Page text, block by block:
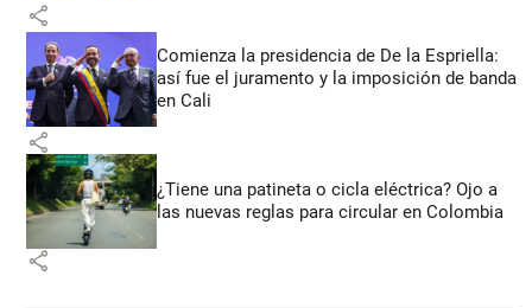
share
Comienza la presidencia de De la Espriella:
así fue el juramento y la imposición de banda
en Cali
share
¿Tiene una patineta o cicla eléctrica? Ojo a
las nuevas reglas para circular en Colombia
share